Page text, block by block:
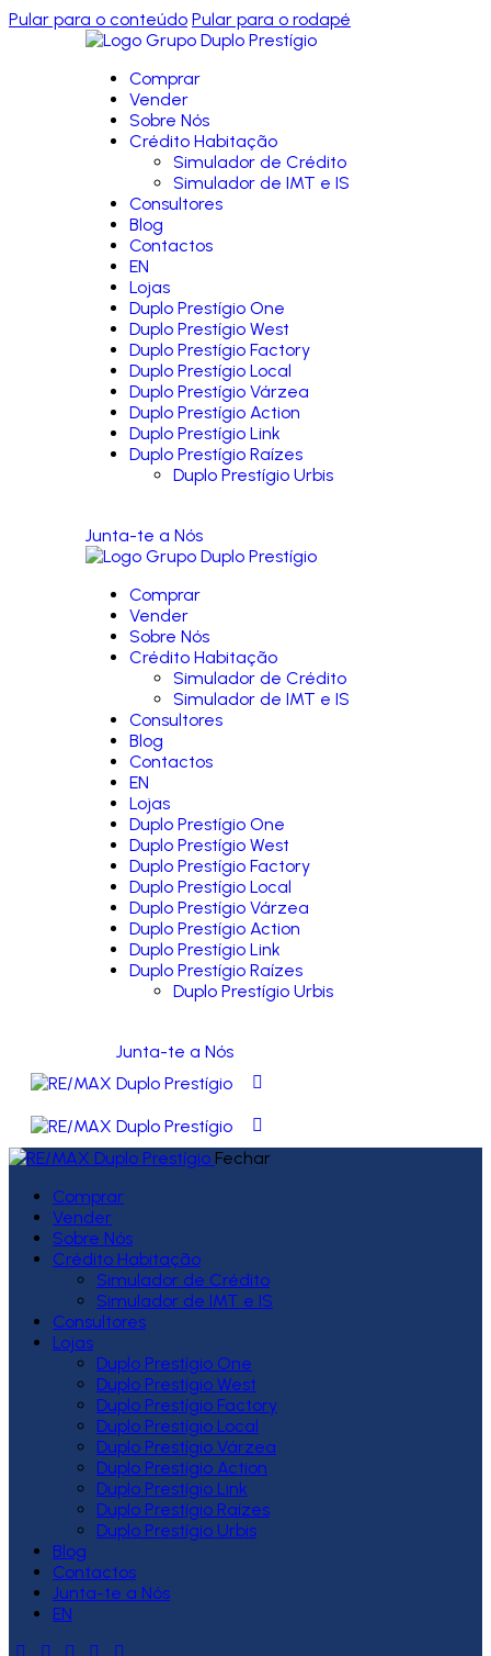
Pular para o conteúdo Pular para o rodapé
Comprar
Vender
Sobre Nós
Crédito Habitação
Simulador de Crédito
Simulador de IMT e IS
Consultores
Blog
Contactos
EN
Lojas
Duplo Prestígio One
Duplo Prestígio West
Duplo Prestígio Factory
Duplo Prestígio Local
Duplo Prestígio Várzea
Duplo Prestígio Action
Duplo Prestígio Link
Duplo Prestígio Raízes
Duplo Prestígio Urbis
Junta-te a Nós
Comprar
Vender
Sobre Nós
Crédito Habitação
Simulador de Crédito
Simulador de IMT e IS
Consultores
Blog
Contactos
EN
Lojas
Duplo Prestígio One
Duplo Prestígio West
Duplo Prestígio Factory
Duplo Prestígio Local
Duplo Prestígio Várzea
Duplo Prestígio Action
Duplo Prestígio Link
Duplo Prestígio Raízes
Duplo Prestígio Urbis
Junta-te a Nós
Fechar
Comprar
Vender
Sobre Nós
Crédito Habitação
Simulador de Crédito
Simulador de IMT e IS
Consultores
Lojas
Duplo Prestígio One
Duplo Prestígio West
Duplo Prestígio Factory
Duplo Prestígio Local
Duplo Prestígio Várzea
Duplo Prestígio Action
Duplo Prestígio Link
Duplo Prestígio Raízes
Duplo Prestígio Urbis
Blog
Contactos
Junta-te a Nós
EN